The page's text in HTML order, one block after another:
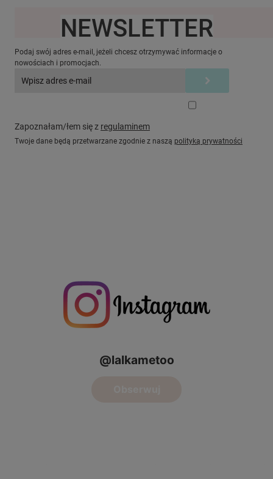
Ten produkt jest niedostępny.
NEWSLETTER
Podaj swój adres e-mail, jeżeli chcesz otrzymywać informacje o
nowościach i promocjach.
Zapoznałam/łem się z regulaminem
Twoje dane będą przetwarzane zgodnie z naszą polityką prywatności